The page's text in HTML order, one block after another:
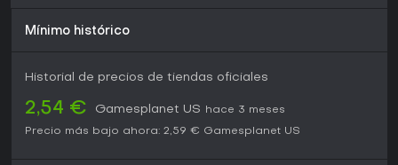
Mínimo histórico
Historial de precios de tiendas oficiales
2,54 € Gamesplanet US
hace 3 meses
Precio más bajo ahora: 2,59 € Gamesplanet US